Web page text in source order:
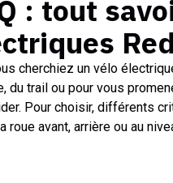
: tout
cherchiez un vélo
du trail ou pour vous
Pour choisir, différents
roue avant, arrière ou au